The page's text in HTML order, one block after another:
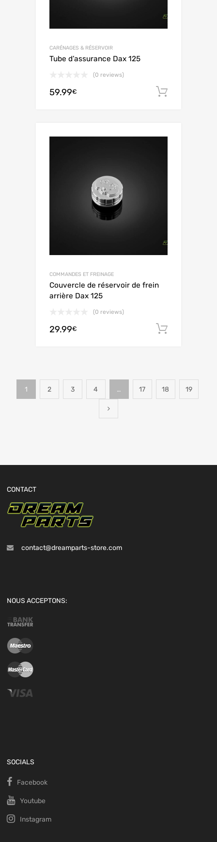
CARÉNAGES & RÉSERVOIR
Tube d’assurance Dax 125
(0 reviews)
59.99€
COMMANDES ET FREINAGE
Couvercle de réservoir de frein
arrière Dax 125
(0 reviews)
29.99€
1 2 3 4 … 17 18 19
CONTACT
contact@dreamparts-store.com
NOUS ACCEPTONS:
SOCIALS
Facebook
Youtube
Instagram